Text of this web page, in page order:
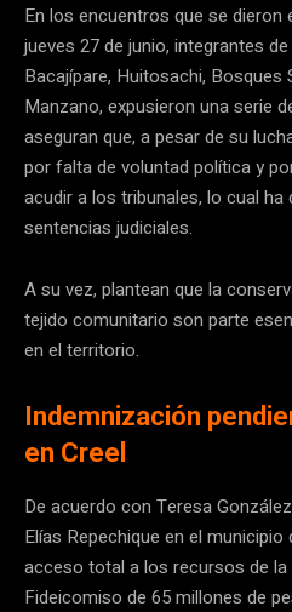
En los encuentros que se dieron
jueves 27 de junio, integrantes
Bacajípare, Huitosachi, Bosques
Manzano, expusieron una serie
aseguran que, a pesar de su
por falta de voluntad política y
acudir a los tribunales, lo cual
sentencias judiciales.
A su vez, plantean que la
tejido comunitario son parte
en el territorio.
Indemnización
en Creel
De acuerdo con Teresa
Elías Repechique en el
acceso total a los recursos de la
Fideicomiso de 65 millones de